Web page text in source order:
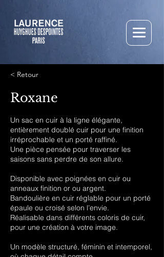
< Retour
Roxane
Un sac en cuir à la ligne élégante,
entièrement doublé cuir pour une finition
irréprochable et un porté raffiné.
Une pièce pensée pour traverser les
saisons sans perdre de son allure.
Disponible avec poignées en cuir ou
anneaux finition or ou argent.
Bandoulière en cuir réglable pour un porté
épaule ou croisé selon l’envie.
Réalisable dans différents coloris de cuir,
pour une création à votre image.
Un modèle structuré, féminin et intemporel,